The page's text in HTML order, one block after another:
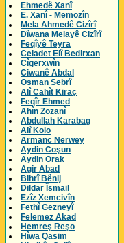
Ehmedê Xanî
E. Xanî - Memozîn
Mela Ahmedê Cizîrî
Dîwana Melayê Cizîrî
Feqîyê Teyra
Celadet Elî Bedirxan
Cîgerxwîn
Ciwanê Abdal
Osman Sebrî
Alî Cahît Kiraç
Feqîr Ehmed
Ahîn Zozanî
Abdullah Karabag
Alî Kolo
Armanc Nerwey
Aydin Coşun
Aydin Orak
Agir Abad
Bihrî Bênij
Dildar Îsmail
Ezîz Xemcivîn
Fethî Gezneyî
Felemez Akad
Hemreş Reşo
Hîwa Qasim